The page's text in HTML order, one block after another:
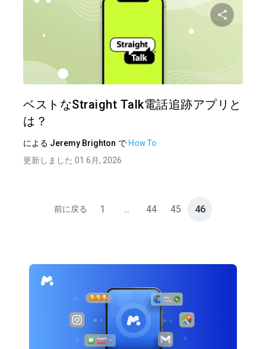
ベストなStraight Talk電話追跡アプリと
は？
による Jeremy Brighton で How To
更新しました 01 6月, 2026
前に戻る 1 ... 44 45 46